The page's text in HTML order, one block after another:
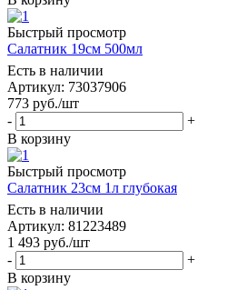
Быстрый просмотр
Салатник 19см 500мл
Есть в наличии
Артикул: 73037906
773 руб./шт
-
+
В корзину
Быстрый просмотр
Салатник 23см 1л глубокая
Есть в наличии
Артикул: 81223489
1 493 руб./шт
-
+
В корзину